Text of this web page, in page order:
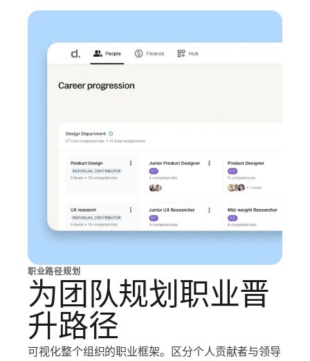
职业路径规划
为团队规划职业晋
升路径
可视化整个组织的职业框架。区分个人贡献者与领导